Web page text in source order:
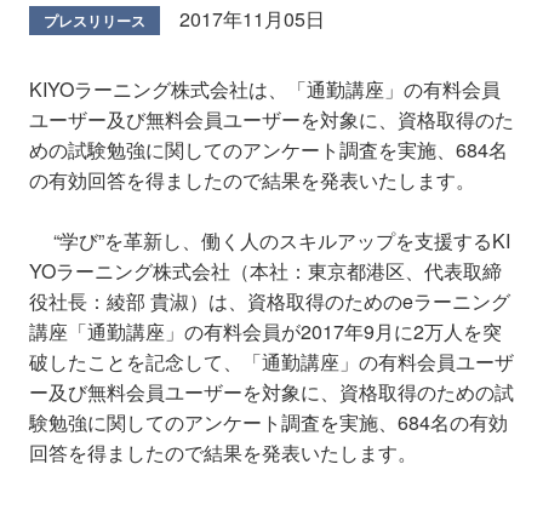
プレスリリース 2017年11月05日
KIYOラーニング株式会社は、「通勤講座」の有料会員
ユーザー及び無料会員ユーザーを対象に、資格取得のた
めの試験勉強に関してのアンケート調査を実施、684名
の有効回答を得ましたので結果を発表いたします。
“学び”を革新し、働く人のスキルアップを支援するKI
YOラーニング株式会社（本社：東京都港区、代表取締
役社長：綾部 貴淑）は、資格取得のためのeラーニング
講座「通勤講座」の有料会員が2017年9月に2万人を突
破したことを記念して、「通勤講座」の有料会員ユーザ
ー及び無料会員ユーザーを対象に、資格取得のための試
験勉強に関してのアンケート調査を実施、684名の有効
回答を得ましたので結果を発表いたします。